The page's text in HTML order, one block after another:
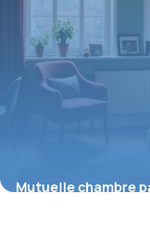
Mutuelle chambre